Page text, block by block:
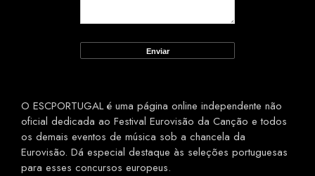
O ESCPORTUGAL é uma página online independente não
oficial dedicada ao Festival Eurovisão da Canção e todos
os demais eventos de música sob a chancela da
Eurovisão. Dá especial destaque às seleções portuguesas
para esses concursos europeus.